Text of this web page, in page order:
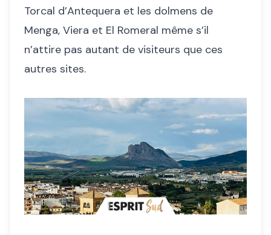
Torcal d’Antequera et les dolmens de
Menga, Viera et El Romeral même s’il
n’attire pas autant de visiteurs que ces
autres sites.